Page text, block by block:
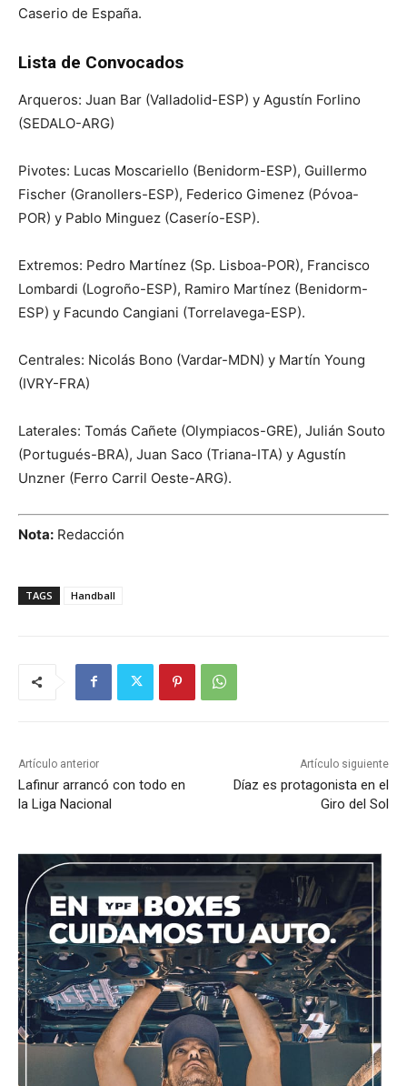
Caserio de España.
Lista de Convocados
Arqueros: Juan Bar (Valladolid-ESP) y Agustín Forlino
(SEDALO-ARG)
Pivotes: Lucas Moscariello (Benidorm-ESP), Guillermo
Fischer (Granollers-ESP), Federico Gimenez (Póvoa-
POR) y Pablo Minguez (Caserío-ESP).
Extremos: Pedro Martínez (Sp. Lisboa-POR), Francisco
Lombardi (Logroño-ESP), Ramiro Martínez (Benidorm-
ESP) y Facundo Cangiani (Torrelavega-ESP).
Centrales: Nicolás Bono (Vardar-MDN) y Martín Young
(IVRY-FRA)
Laterales: Tomás Cañete (Olympiacos-GRE), Julián Souto
(Portugués-BRA), Juan Saco (Triana-ITA) y Agustín
Unzner (Ferro Carril Oeste-ARG).
Nota: Redacción
TAGS Handball
Artículo anterior
Lafinur arrancó con todo en
la Liga Nacional
Artículo siguiente
Díaz es protagonista en el
Giro del Sol